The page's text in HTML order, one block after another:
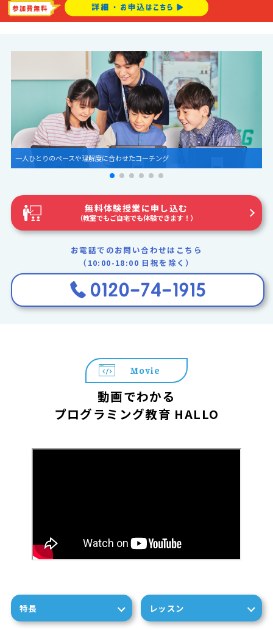
圧倒的な世界観とグラフィック
無料体験授業に申し込む
（教室でもご自宅でも体験できます！）
お電話でのお問い合わせはこちら
（10:00-18:00 日祝を除く）
Movie
動画でわかる
プログラミング教育 HALLO
特長 レッスン